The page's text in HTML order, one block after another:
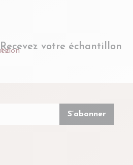
Recevez votre échantillon